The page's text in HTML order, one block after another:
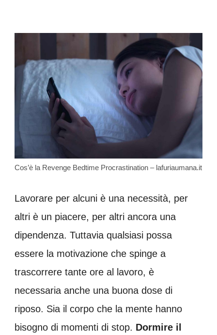
Cos’è la Revenge Bedtime Procrastination – lafuriaumana.it
Lavorare per alcuni è una necessità, per
altri è un piacere, per altri ancora una
dipendenza. Tuttavia qualsiasi possa
essere la motivazione che spinge a
trascorrere tante ore al lavoro, è
necessaria anche una buona dose di
riposo. Sia il corpo che la mente hanno
bisogno di momenti di stop. Dormire il